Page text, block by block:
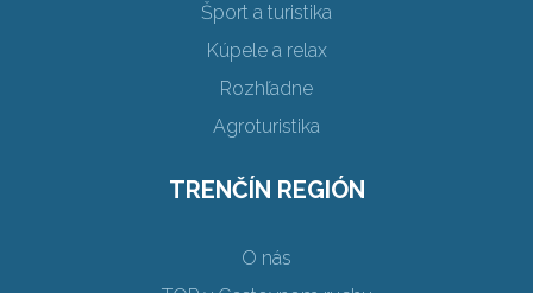
Šport a turistika
Kúpele a relax
Rozhľadne
Agroturistika
TRENČÍN REGIÓN
O nás